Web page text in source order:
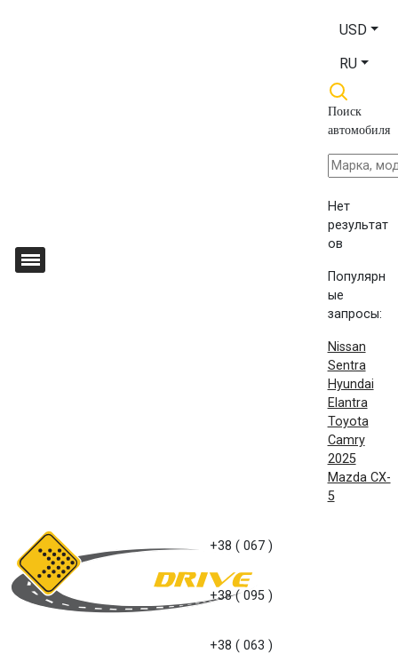
USD
RU
Поиск
автомобиля
Нет
результат
ов
Популярн
ые
запросы:
Nissan
Sentra
Hyundai
Elantra
Toyota
Camry
2025
Mazda CX-
5
+38 ( 067 )
+38 ( 095 )
+38 ( 063 )